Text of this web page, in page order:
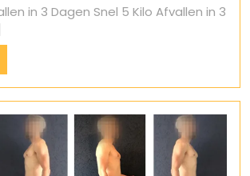
in 3 Dagen Snel 5 Kilo Afvallen in 3